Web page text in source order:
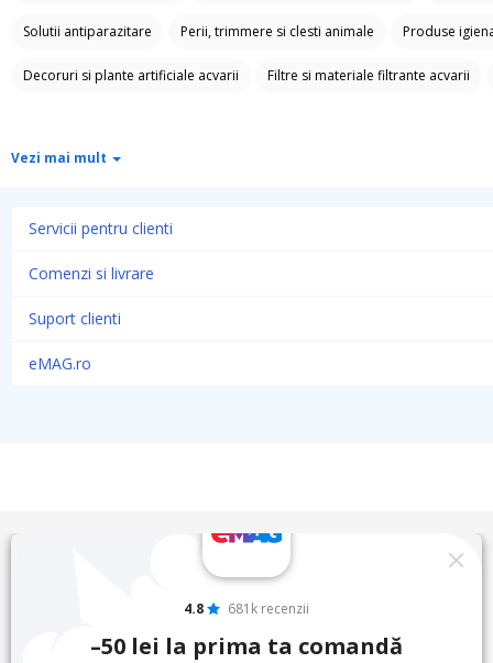
Solutii antiparazitare Perii, trimmere si clesti animale Produse
Decoruri si plante artificiale acvarii Filtre si materiale filtrante acvarii
Vezi mai mult
Servicii pentru clienti
Comenzi si livrare
Suport clienti
eMAG.ro
4.8 681k recenzii
–50 lei la prima ta comandă